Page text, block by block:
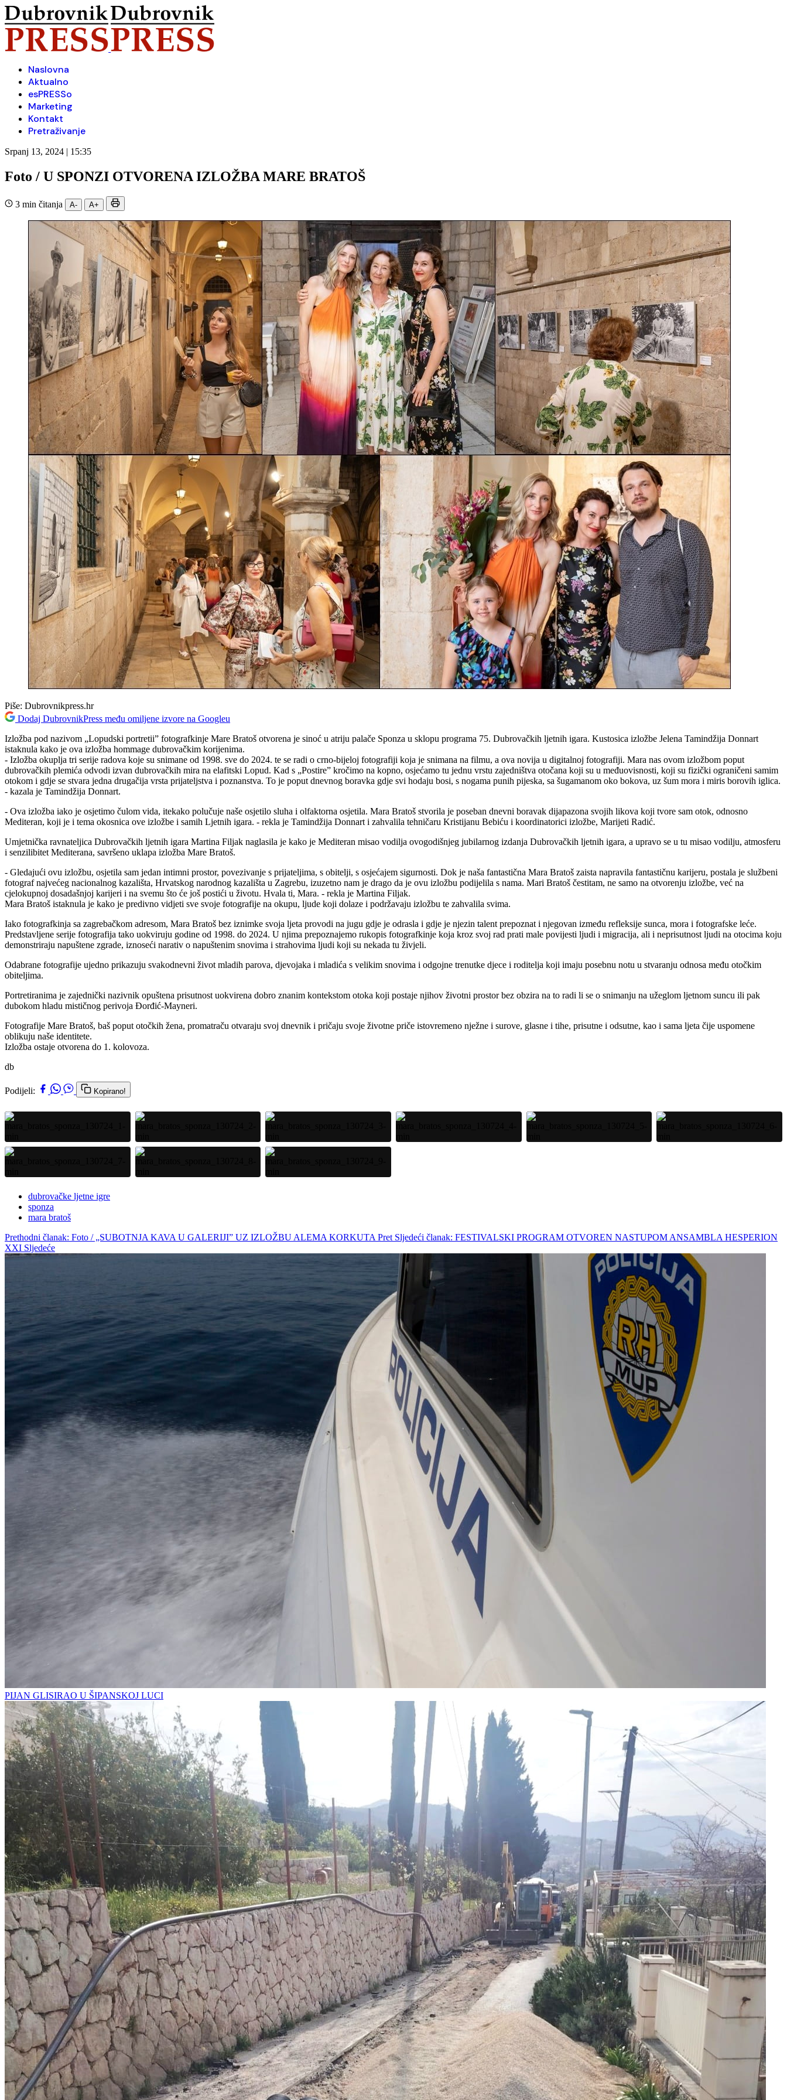
Naslovna
Aktualno
esPRESSo
Marketing
Kontakt
Pretraživanje
Srpanj 13, 2024 | 15:35
Foto / U SPONZI OTVORENA IZLOŽBA MARE BRATOŠ
3 min čitanja A- A+
Piše: Dubrovnikpress.hr
Dodaj DubrovnikPress među omiljene izvore na Googleu
Izložba pod nazivom „Lopudski portretii” fotografkinje Mare Bratoš otvorena je sinoć u atriju palače Sponza u sklopu programa 75. Dubrovačkih ljetnih igara. Kustosica izložbe Jelena Tamindžija Donnart
istaknula kako je ova izložba hommage dubrovačkim korijenima.
- Izložba okuplja tri serije radova koje su snimane od 1998. sve do 2024. te se radi o crno-bijeloj fotografiji koja je snimana na filmu, a ova novija u digitalnoj fotografiji. Mara nas ovom izložbom poput
dubrovačkih plemića odvodi izvan dubrovačkih mira na elafitski Lopud. Kad s „Postire” kročimo na kopno, osjećamo tu jednu vrstu zajedništva otočana koji su u međuovisnosti, koji su fizički ograničeni samim
otokom i gdje se stvara jedna drugačija vrsta prijateljstva i poznanstva. To je poput dnevnog boravka gdje svi hodaju bosi, s nogama punih pijeska, sa šugamanom oko bokova, uz šum mora i miris borovih iglica.
- kazala je Tamindžija Donnart.
- Ova izložba iako je osjetimo čulom vida, itekako polučuje naše osjetilo sluha i olfaktorna osjetila. Mara Bratoš stvorila je poseban dnevni boravak dijapazona svojih likova koji tvore sam otok, odnosno
Mediteran, koji je i tema okosnica ove izložbe i samih Ljetnih igara. - rekla je Tamindžija Donnart i zahvalila tehničaru Kristijanu Bebiću i koordinatorici izložbe, Marijeti Radić.
Umjetnička ravnateljica Dubrovačkih ljetnih igara Martina Filjak naglasila je kako je Mediteran misao vodilja ovogodišnjeg jubilarnog izdanja Dubrovačkih ljetnih igara, a upravo se u tu misao vodilju, atmosferu
i senzilibitet Mediterana, savršeno uklapa izložba Mare Bratoš.
- Gledajući ovu izložbu, osjetila sam jedan intimni prostor, povezivanje s prijateljima, s obitelji, s osjećajem sigurnosti. Dok je naša fantastična Mara Bratoš zaista napravila fantastičnu karijeru, postala je službeni
fotograf najvećeg nacionalnog kazališta, Hrvatskog narodnog kazališta u Zagrebu, izuzetno nam je drago da je ovu izložbu podijelila s nama. Mari Bratoš čestitam, ne samo na otvorenju izložbe, već na
cjelokupnoj dosadašnjoj karijeri i na svemu što će još postići u životu. Hvala ti, Mara. - rekla je Martina Filjak.
Mara Bratoš istaknula je kako je predivno vidjeti sve svoje fotografije na okupu, ljude koji dolaze i podržavaju izložbu te zahvalila svima.
Iako fotografkinja sa zagrebačkom adresom, Mara Bratoš bez iznimke svoja ljeta provodi na jugu gdje je odrasla i gdje je njezin talent prepoznat i njegovan između refleksije sunca, mora i fotografske leće.
Predstavljene serije fotografija tako uokviruju godine od 1998. do 2024. U njima prepoznajemo rukopis fotografkinje koja kroz svoj rad prati male povijesti ljudi i migracija, ali i neprisutnost ljudi na otocima koju
demonstriraju napuštene zgrade, iznoseći narativ o napuštenim snovima i strahovima ljudi koji su nekada tu živjeli.
Odabrane fotografije ujedno prikazuju svakodnevni život mladih parova, djevojaka i mladića s velikim snovima i odgojne trenutke djece i roditelja koji imaju posebnu notu u stvaranju odnosa među otočkim
obiteljima.
Portretiranima je zajednički nazivnik opuštena prisutnost uokvirena dobro znanim kontekstom otoka koji postaje njihov životni prostor bez obzira na to radi li se o snimanju na užeglom ljetnom suncu ili pak
dubokom hladu mističnog perivoja Đorđić-Mayneri.
Fotografije Mare Bratoš, baš poput otočkih žena, promatraču otvaraju svoj dnevnik i pričaju svoje životne priče istovremeno nježne i surove, glasne i tihe, prisutne i odsutne, kao i sama ljeta čije uspomene
oblikuju naše identitete.
Izložba ostaje otvorena do 1. kolovoza.
db
Podijeli: Kopirano!
dubrovačke ljetne igre
sponza
mara bratoš
Prethodni članak: Foto / „SUBOTNJA KAVA U GALERIJI” UZ IZLOŽBU ALEMA KORKUTA Pret Sljedeći članak: FESTIVALSKI PROGRAM OTVOREN NASTUPOM ANSAMBLA HESPERION
XXI Sljedeće
PIJAN GLISIRAO U ŠIPANSKOJ LUCI